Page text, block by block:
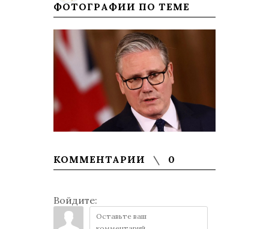
ФОТОГРАФИИ ПО ТЕМЕ
КОММЕНТАРИИ 0
Войдите: